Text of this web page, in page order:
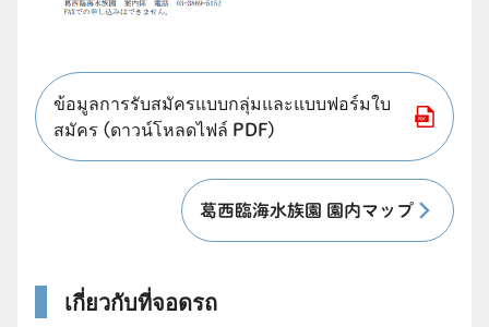
ข้อมูลการรับสมัครแบบกลุ่มและแบบฟอร์มใบ
สมัคร (ดาวน์โหลดไฟล์ PDF)
葛西臨海水族園 園内マップ
เกี่ยวกับที่จอดรถ